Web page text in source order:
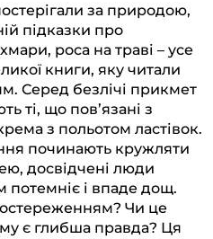
p
за природою,
підказки про
роса на траві – усе
книги, яку читали
Серед безлічі прикмет
ті, що пов’язані з
з польотом ластівок.
починають кружляти
досвідчені люди
потемніє і впаде дощ.
Чи це
є глибша правда? Ця